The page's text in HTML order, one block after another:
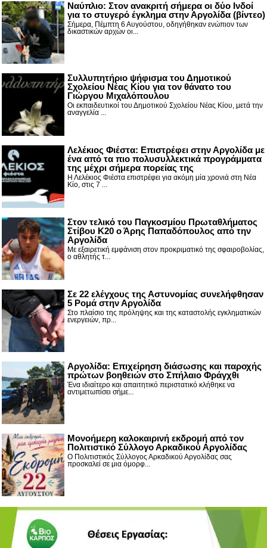
Nαύπλιο: Στον ανακριτή σήμερα οι δύο Ινδοί
για το στυγερό έγκλημα στην Αργολίδα (βίντεο)
Σήμερα, Πέμπτη 6 Αυγούστου, οδηγήθηκαν ενώπιον των
δικαστικών αρχών οι...
Συλλυπητήριο ψήφισμα του Δημοτικού
Σχολείου Νέας Κίου για τον θάνατο του
Γιώργου Μιχαλόπουλου
Οι εκπαιδευτικοί του Δημοτικού Σχολείου Νέας Κίου, μετά την
αναγγελία ...
Λελέκιος Φιέστα: Επιστρέφει στην Αργολίδα με
ένα από τα πιο πολυσυλλεκτικά προγράμματα
της μέχρι σήμερα πορείας της
Η Λελέκιος Φιέστα επιστρέφει για ακόμη μία χρονιά στη Νέα
Κίο, στις 7 ...
Στον τελικό του Παγκοσμίου Πρωταθλήματος
Στίβου Κ20 ο Άρης Παπαδόπουλος από την
Αργολίδα
Με εξαιρετική εμφάνιση στον προκριματικό της σφαιροβολίας,
ο αθλητής τ...
Σε 22 ελέγχους της Αστυνομίας συνελήφθησαν
5 Ρομά στην Αργολίδα
Στο πλαίσιο της πρόληψης και της καταστολής εγκληματικών
ενεργειών, πρ...
Αργολίδα: Επιχείρηση διάσωσης και παροχής
πρώτων βοηθειών στο Σπήλαιο Φράγχθι
Ένα ιδιαίτερο και απαιτητικό περιστατικό κλήθηκε να
αντιμετωπίσει σήμε...
Μονοήμερη καλοκαιρινή εκδρομή από τον
Πολιτιστικό Σύλλογο Αρκαδικού Αργολίδας
Ο Πολιτιστικός Σύλλογος Αρκαδικού Αργολίδας σας
προσκαλεί σε μια όμορφ...